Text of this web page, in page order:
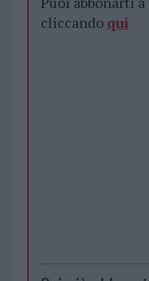
cliccando qui